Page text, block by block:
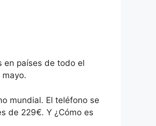
en países de todo el
mayo.
mundial. El teléfono se
de 229€. Y ¿Cómo es